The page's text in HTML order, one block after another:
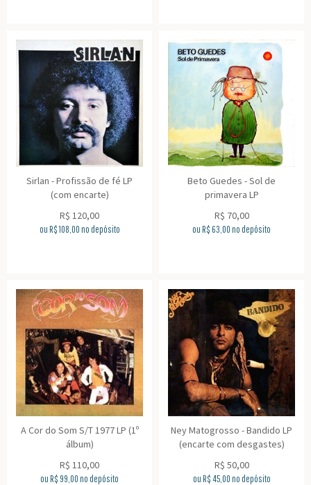
Sirlan - Profissão de fé LP
(com encarte)
R$ 120,00
ou R$108,00no depósito
Beto Guedes - Sol de
primavera LP
R$ 70,00
ou R$63,00no depósito
A Cor do Som S/T 1977 LP (1º
álbum)
R$ 110,00
ou R$ 99,00no depósito
Ney Matogrosso - Bandido LP
(encarte com desgastes)
R$ 50,00
ou R$ 45,00no depósito